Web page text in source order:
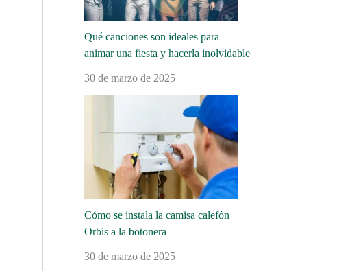
Qué canciones son ideales para
animar una fiesta y hacerla inolvidable
30 de marzo de 2025
Cómo se instala la camisa calefón
Orbis a la botonera
30 de marzo de 2025